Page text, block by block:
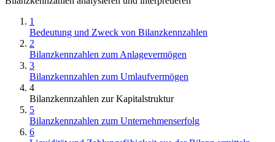
1
Bedeutung und Zweck von Bilanzkennzahlen
2
Bilanzkennzahlen zum Anlagevermögen
3
Bilanzkennzahlen zum Umlaufvermögen
4
Bilanzkennzahlen zur Kapitalstruktur
5
Bilanzkennzahlen zum Unternehmenserfolg
6